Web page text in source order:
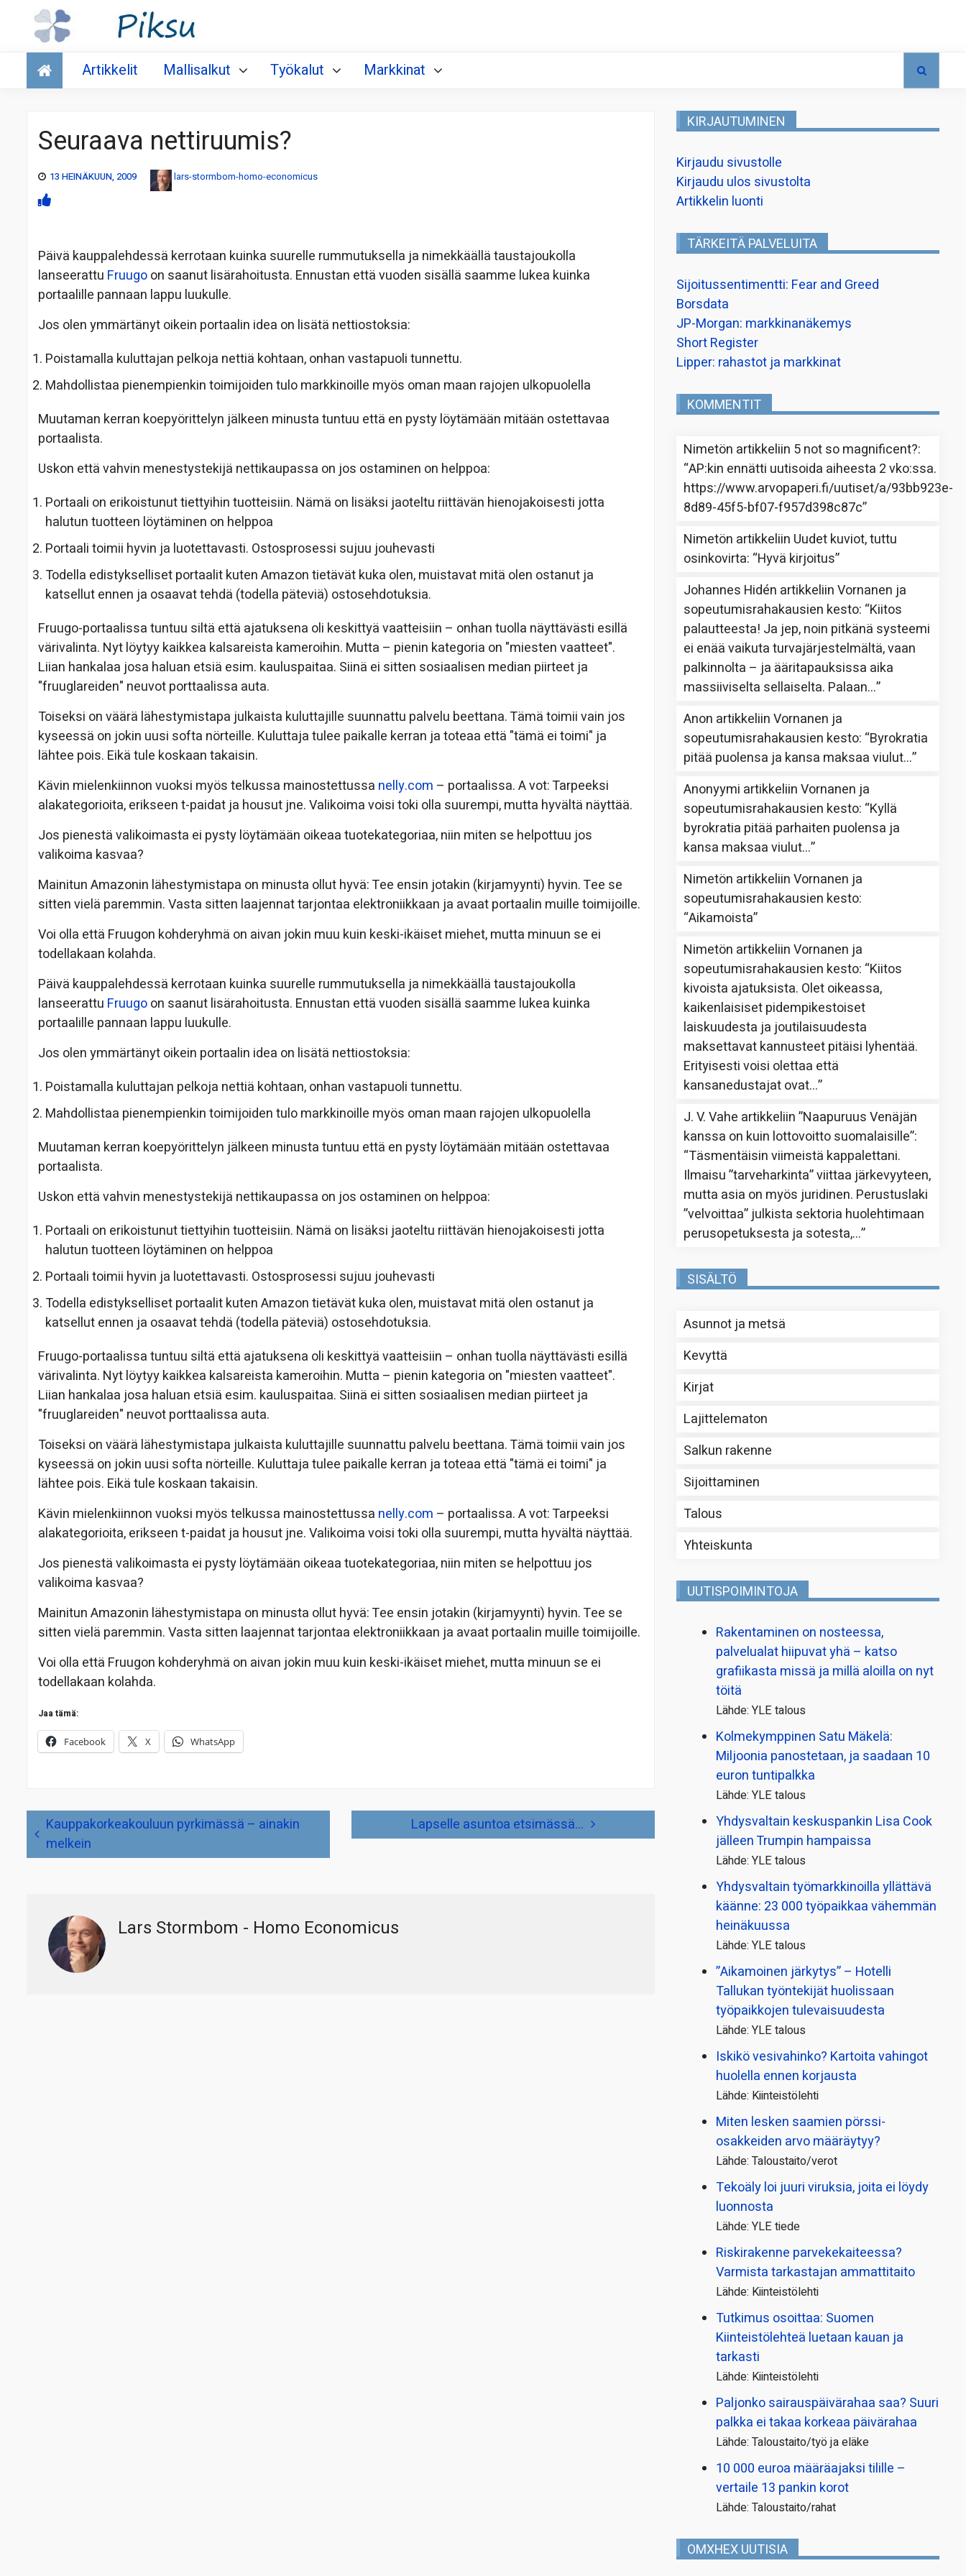
Talous
Artikkelit Mallisalkut Työkalut Markkinat
Seuraava nettiruumis?
13 HEINÄKUUN, 2009 lars-stormbom-homo-economicus
Päivä kauppalehdessä kerrotaan kuinka suurelle rummutuksella ja nimekkäällä taustajoukolla
lanseerattu Fruugoon saanut lisärahoitusta. Ennustan että vuoden sisällä saamme lukea kuinka
portaalille pannaan lappu luukulle.
Jos olen ymmärtänyt oikein portaalin idea on lisätä nettiostoksia:
Poistamalla kuluttajan pelkoja nettiä kohtaan, onhan vastapuoli tunnettu.
Mahdollistaa pienempienkin toimijoiden tulo markkinoille myös oman maan rajojen ulkopuolella
Muutaman kerran koepyörittelyn jälkeen minusta tuntuu että en pysty löytämään mitään ostettavaa
portaalista.
Uskon että vahvin menestystekijä nettikaupassa on jos ostaminen on helppoa:
Portaali on erikoistunut tiettyihin tuotteisiin. Nämä on lisäksi jaoteltu riittävän hienojakoisesti jotta
halutun tuotteen löytäminen on helppoa
Portaali toimii hyvin ja luotettavasti. Ostosprosessi sujuu jouhevasti
Todella edistykselliset portaalit kuten Amazon tietävät kuka olen, muistavat mitä olen ostanut ja
katsellut ennen ja osaavat tehdä (todella päteviä) ostosehdotuksia.
Fruugo-portaalissa tuntuu siltä että ajatuksena oli keskittyä vaatteisiin – onhan tuolla näyttävästi esillä
värivalinta. Nyt löytyy kaikkea kalsareista kameroihin. Mutta – pienin kategoria on "miesten vaatteet".
Liian hankalaa josa haluan etsiä esim. kauluspaitaa. Siinä ei sitten sosiaalisen median piirteet ja
"fruuglareiden" neuvot porttaalissa auta.
Toiseksi on väärä lähestymistapa julkaista kuluttajille suunnattu palvelu beettana. Tämä toimii vain jos
kyseessä on jokin uusi softa nörteille. Kuluttaja tulee paikalle kerran ja toteaa että "tämä ei toimi" ja
lähtee pois. Eikä tule koskaan takaisin.
Kävin mielenkiinnon vuoksi myös telkussa mainostettussa nelly.com – portaalissa. A vot: Tarpeeksi
alakategorioita, erikseen t-paidat ja housut jne. Valikoima voisi toki olla suurempi, mutta hyvältä näyttää.
Jos pienestä valikoimasta ei pysty löytämään oikeaa tuotekategoriaa, niin miten se helpottuu jos
valikoima kasvaa?
Mainitun Amazonin lähestymistapa on minusta ollut hyvä: Tee ensin jotakin (kirjamyynti) hyvin. Tee se
sitten vielä paremmin. Vasta sitten laajennat tarjontaa elektroniikkaan ja avaat portaalin muille toimijoille.
Voi olla että Fruugon kohderyhmä on aivan jokin muu kuin keski-ikäiset miehet, mutta minuun se ei
todellakaan kolahda.
Päivä kauppalehdessä kerrotaan kuinka suurelle rummutuksella ja nimekkäällä taustajoukolla
lanseerattu Fruugoon saanut lisärahoitusta. Ennustan että vuoden sisällä saamme lukea kuinka
portaalille pannaan lappu luukulle.
Jos olen ymmärtänyt oikein portaalin idea on lisätä nettiostoksia:
Poistamalla kuluttajan pelkoja nettiä kohtaan, onhan vastapuoli tunnettu.
Mahdollistaa pienempienkin toimijoiden tulo markkinoille myös oman maan rajojen ulkopuolella
Muutaman kerran koepyörittelyn jälkeen minusta tuntuu että en pysty löytämään mitään ostettavaa
portaalista.
Uskon että vahvin menestystekijä nettikaupassa on jos ostaminen on helppoa:
Portaali on erikoistunut tiettyihin tuotteisiin. Nämä on lisäksi jaoteltu riittävän hienojakoisesti jotta
halutun tuotteen löytäminen on helppoa
Portaali toimii hyvin ja luotettavasti. Ostosprosessi sujuu jouhevasti
Todella edistykselliset portaalit kuten Amazon tietävät kuka olen, muistavat mitä olen ostanut ja
katsellut ennen ja osaavat tehdä (todella päteviä) ostosehdotuksia.
Fruugo-portaalissa tuntuu siltä että ajatuksena oli keskittyä vaatteisiin – onhan tuolla näyttävästi esillä
värivalinta. Nyt löytyy kaikkea kalsareista kameroihin. Mutta – pienin kategoria on "miesten vaatteet".
Liian hankalaa josa haluan etsiä esim. kauluspaitaa. Siinä ei sitten sosiaalisen median piirteet ja
"fruuglareiden" neuvot porttaalissa auta.
Toiseksi on väärä lähestymistapa julkaista kuluttajille suunnattu palvelu beettana. Tämä toimii vain jos
kyseessä on jokin uusi softa nörteille. Kuluttaja tulee paikalle kerran ja toteaa että "tämä ei toimi" ja
lähtee pois. Eikä tule koskaan takaisin.
Kävin mielenkiinnon vuoksi myös telkussa mainostettussa nelly.com – portaalissa. A vot: Tarpeeksi
alakategorioita, erikseen t-paidat ja housut jne. Valikoima voisi toki olla suurempi, mutta hyvältä näyttää.
Jos pienestä valikoimasta ei pysty löytämään oikeaa tuotekategoriaa, niin miten se helpottuu jos
valikoima kasvaa?
Mainitun Amazonin lähestymistapa on minusta ollut hyvä: Tee ensin jotakin (kirjamyynti) hyvin. Tee se
sitten vielä paremmin. Vasta sitten laajennat tarjontaa elektroniikkaan ja avaat portaalin muille toimijoille.
Voi olla että Fruugon kohderyhmä on aivan jokin muu kuin keski-ikäiset miehet, mutta minuun se ei
todellakaan kolahda.
Jaa tämä:
Facebook X WhatsApp
Artikkelien
selausKauppakorkeakouluun pyrkimässä – ainakin
melkein
Lapselle asuntoa etsimässä…
Lars Stormbom - Homo Economicus
KIRJAUTUMINEN
Kirjaudu sivustolle
Kirjaudu ulos sivustolta
Artikkelin luonti
TÄRKEITÄ PALVELUITA
Sijoitussentimentti: Fear and Greed
Borsdata
JP-Morgan: markkinanäkemys
Short Register
Lipper: rahastot ja markkinat
KOMMENTIT
Nimetön artikkeliin 5 not so magnificent?:
“AP:kin ennätti uutisoida aiheesta 2 vko:ssa.
https://www.arvopaperi.fi/uutiset/a/93bb923e-
8d89-45f5-bf07-f957d398c87c”
Nimetön artikkeliin Uudet kuviot, tuttu
osinkovirta: “Hyvä kirjoitus”
Johannes Hidén artikkeliinVornanen ja
sopeutumisrahakausien kesto: “Kiitos
palautteesta! Ja jep, noin pitkänä systeemi
ei enää vaikuta turvajärjestelmältä, vaan
palkinnolta – ja ääritapauksissa aika
massiiviselta sellaiselta. Palaan…”
Anon artikkeliinVornanen ja
sopeutumisrahakausien kesto: “Byrokratia
pitää puolensa ja kansa maksaa viulut…”
Anonyymi artikkeliinVornanen ja
sopeutumisrahakausien kesto: “Kyllä
byrokratia pitää parhaiten puolensa ja
kansa maksaa viulut…”
Nimetön artikkeliinVornanen ja
sopeutumisrahakausien kesto:
“Aikamoista”
Nimetön artikkeliinVornanen ja
sopeutumisrahakausien kesto: “Kiitos
kivoista ajatuksista. Olet oikeassa,
kaikenlaisiset pidempikestoiset
laiskuudesta ja joutilaisuudesta
maksettavat kannusteet pitäisi lyhentää.
Erityisesti voisi olettaa että
kansanedustajat ovat…”
J. V. Vahe artikkeliin”Naapuruus Venäjän
kanssa on kuin lottovoitto suomalaisille”:
“Täsmentäisin viimeistä kappalettani.
Ilmaisu ”tarveharkinta” viittaa järkevyyteen,
mutta asia on myös juridinen. Perustuslaki
”velvoittaa” julkista sektoria huolehtimaan
perusopetuksesta ja sotesta,…”
SISÄLTÖ
Asunnot ja metsä
Kevyttä
Kirjat
Lajittelematon
Salkun rakenne
Sijoittaminen
Talous
Yhteiskunta
UUTISPOIMINTOJA
Rakentaminen on nosteessa,
palvelualat hiipuvat yhä – katso
grafiikasta missä ja millä aloilla on nyt
töitä
Lähde: YLE talous
Kolmekymppinen Satu Mäkelä:
Miljoonia panostetaan, ja saadaan 10
euron tuntipalkka
Lähde: YLE talous
Yhdysvaltain keskuspankin Lisa Cook
jälleen Trumpin hampaissa
Lähde: YLE talous
Yhdysvaltain työmarkkinoilla yllättävä
käänne: 23 000 työpaikkaa vähemmän
heinäkuussa
Lähde: YLE talous
”Aikamoinen järkytys” – Hotelli
Tallukan työntekijät huolissaan
työpaikkojen tulevaisuudesta
Lähde: YLE talous
Iskikö vesivahinko? Kartoita vahingot
huolella ennen korjausta
Lähde: Kiinteistölehti
Miten lesken saamien pörssi­
osakkeiden arvo määräytyy?
Lähde: Taloustaito/verot
Tekoäly loi juuri viruksia, joita ei löydy
luonnosta
Lähde: YLE tiede
Riskirakenne parvekekaiteessa?
Varmista tarkastajan ammattitaito
Lähde: Kiinteistölehti
Tutkimus osoittaa: Suomen
Kiinteistölehteä luetaan kauan ja
tarkasti
Lähde: Kiinteistölehti
Paljonko sairauspäivä­rahaa saa? Suuri
palkka ei takaa korkeaa päivärahaa
Lähde: Taloustaito/työ ja eläke
10 000 euroa määräajaksi tilille –
vertaile 13 pankin korot
Lähde: Taloustaito/rahat
OMXHEX UUTISIA